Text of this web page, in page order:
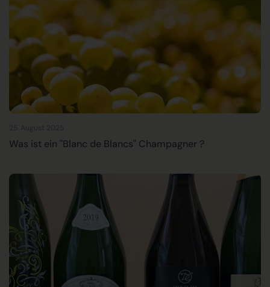
Was ist ein "Blanc de Blancs" Champagner ?